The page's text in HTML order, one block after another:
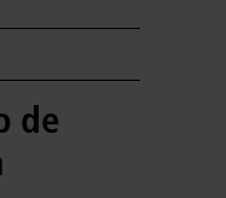
de